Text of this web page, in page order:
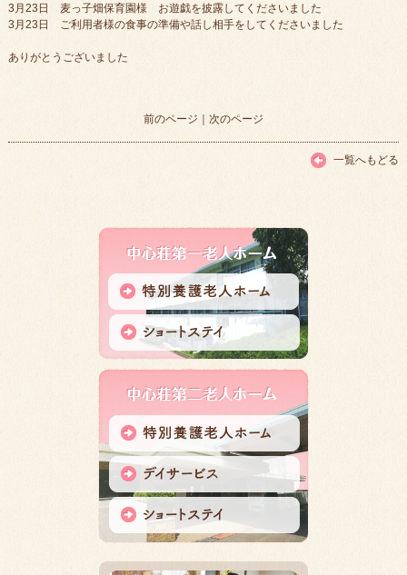
3月23日 麦っ子畑保育園様 お遊戯を披露してくださいました
3月23日 ご利用者様の食事の準備や話し相手をしてくださいました
ありがとうございました
前のページ ｜ 次のページ
一覧へもどる